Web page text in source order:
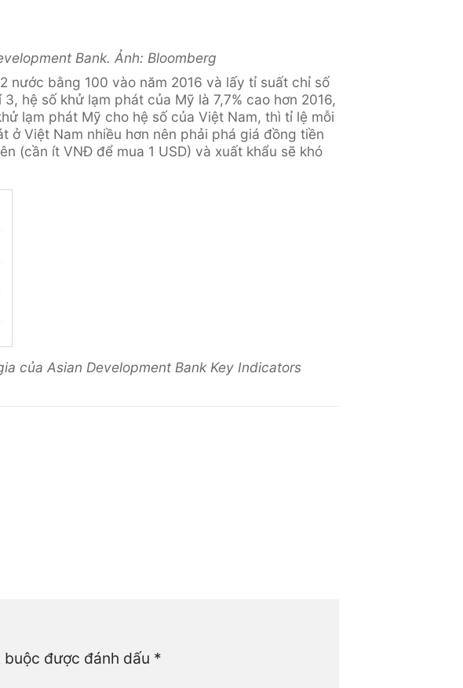
Bank. Ảnh: Bloomberg
nước bằng 100 vào năm 2016 và lấy tỉ suất chỉ số
hệ số khử lạm phát của Mỹ là 7,7% cao hơn 2016,
lạm phát Mỹ cho hệ số của Việt Nam, thì tỉ lệ mỗi
ở Việt Nam nhiều hơn nên phải phá giá đồng tiền
(cần ít VNĐ để mua 1 USD) và xuất khẩu sẽ khó
của Asian Development Bank Key Indicators
được đánh dấu *